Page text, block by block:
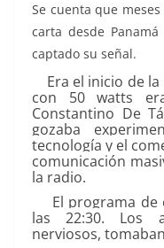
Se cuenta que
carta desde
captado su señal.
Era el inicio de
con 50 watts
Constantino De
gozaba
tecnología y el
comunicación
la radio.
El programa de
las 22:30. Los
nerviosos,